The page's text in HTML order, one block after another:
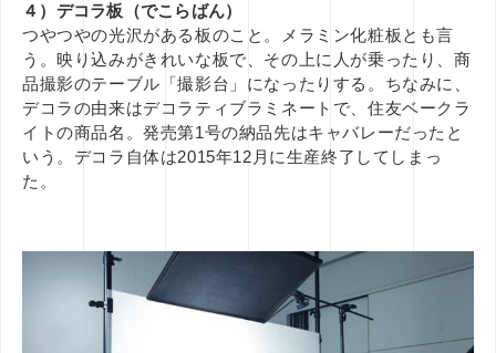
４）デコラ板（でこらばん）
つやつやの光沢がある板のこと。メラミン化粧板とも言
う。映り込みがきれいな板で、その上に人が乗ったり、商
品撮影のテーブル「撮影台」になったりする。ちなみに、
デコラの由来はデコラティブラミネートで、住友ベークラ
イトの商品名。発売第1号の納品先はキャバレーだったと
いう。デコラ自体は2015年12月に生産終了してしまっ
た。